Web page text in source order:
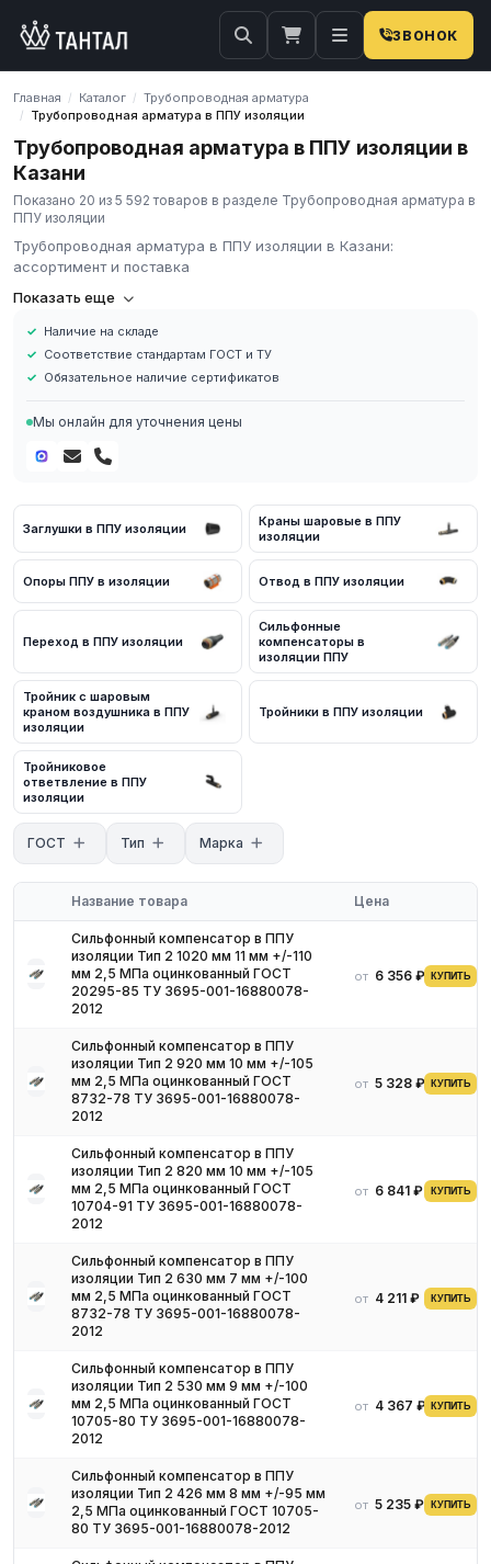
ЗВОНОК
Главная / Каталог / Трубопроводная арматура
/ Трубопроводная арматура в ППУ изоляции
Трубопроводная арматура в ППУ изоляции в
Казани
Показано 20 из 5 592 товаров в разделе Трубопроводная арматура в
ППУ изоляции
Трубопроводная арматура в ППУ изоляции в Казани:
ассортимент и поставка
Компания «Тантал» предлагает Трубопроводная арматура в
розничные поставки металлопроката и промышленных
материалов по всей России.
В нашем каталоге представлен широкий ассортимент
размеров и типов. Все изделия соответствуют требованиям
ГОСТ и ТУ, имеют сертификаты качества.
Соответствие стандартам ГОСТ и ТУ
Обязательное наличие сертификатов
Доставка по региону
Для получения актуальных цен и наличия на складе свяжитесь
с нашими менеджерами. Мы предложим оптимальные условия
Показать еще
Наличие на складе
Соответствие стандартам ГОСТ и ТУ
Обязательное наличие сертификатов
Мы онлайн для уточнения цены
Заглушки в ППУ изоляции
Краны шаровые в ППУ
изоляции
Опоры ППУ в изоляции Отвод в ППУ изоляции
Переход в ППУ изоляции
Сильфонные
компенсаторы в
изоляции ППУ
Тройник с шаровым
краном воздушника в ППУ
изоляции
Тройники в ППУ изоляции
Тройниковое
ответвление в ППУ
изоляции
ГОСТ Тип Марка
Название товара Цена
Сильфонный компенсатор в ППУ
изоляции Тип 2 1020 мм 11 мм +/-110
мм 2,5 МПа оцинкованный ГОСТ
20295-85 ТУ 3695-001-16880078-
2012
от 6 356 ₽ КУПИТЬ
Сильфонный компенсатор в ППУ
изоляции Тип 2 920 мм 10 мм +/-105
мм 2,5 МПа оцинкованный ГОСТ
8732-78 ТУ 3695-001-16880078-
2012
от 5 328 ₽ КУПИТЬ
Сильфонный компенсатор в ППУ
изоляции Тип 2 820 мм 10 мм +/-105
мм 2,5 МПа оцинкованный ГОСТ
10704-91 ТУ 3695-001-16880078-
2012
от 6 841 ₽ КУПИТЬ
Сильфонный компенсатор в ППУ
изоляции Тип 2 630 мм 7 мм +/-100
мм 2,5 МПа оцинкованный ГОСТ
8732-78 ТУ 3695-001-16880078-
2012
от 4 211 ₽ КУПИТЬ
Сильфонный компенсатор в ППУ
изоляции Тип 2 530 мм 9 мм +/-100
мм 2,5 МПа оцинкованный ГОСТ
10705-80 ТУ 3695-001-16880078-
2012
от 4 367 ₽ КУПИТЬ
Сильфонный компенсатор в ППУ
изоляции Тип 2 426 мм 8 мм +/-95 мм
2,5 МПа оцинкованный ГОСТ 10705-
80 ТУ 3695-001-16880078-2012
от 5 235 ₽ КУПИТЬ